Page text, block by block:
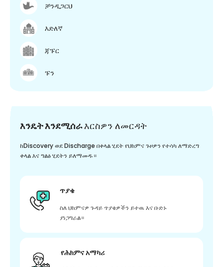
ቻንዲጋርህ
እድለኛ
ጃፑር
ፑን
እንዴት እንደሚሰራእርስዎን ለመርዳት
ከDiscovery ወደ Discharge በቀላል ሂደት የህክምና ጉዞዎን የተሳካ ለማድረግ
ቀላል እና ግልፅ ሂደትን ይለማመዱ።
ጥያቄ
ስለ ህክምናዎ ጉዳይ ጥያቄዎችን ይተዉ እና ቡድኑ
ያነጋግራል።
የሕክምና አማካሪ